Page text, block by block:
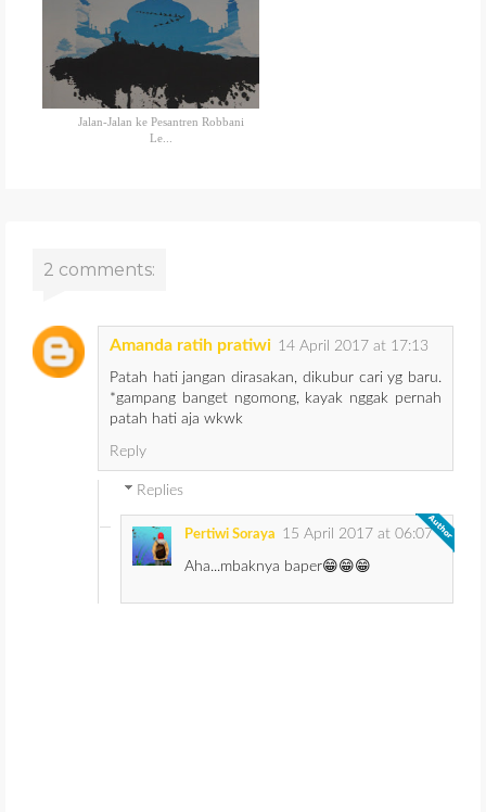
Jalan-Jalan ke Pesantren Robbani
Le...
2 comments:
Amanda ratih pratiwi 14 April 2017 at 17:13
Patah hati jangan dirasakan, dikubur cari yg baru.
*gampang banget ngomong, kayak nggak pernah
patah hati aja wkwk
Reply
Replies
Pertiwi Soraya 15 April 2017 at 06:07
Aha...mbaknya baper😁😁😁